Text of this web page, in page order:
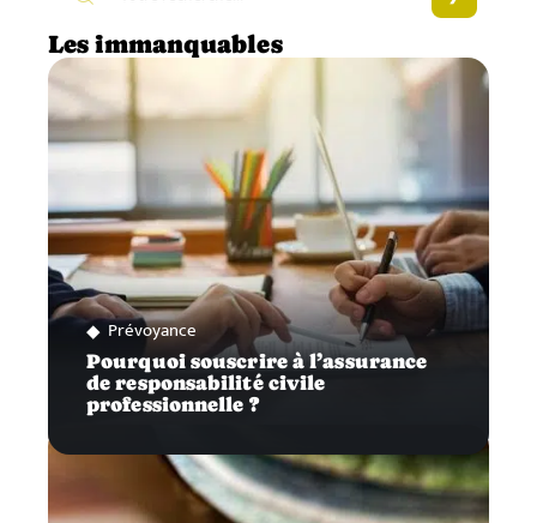
Les immanquables
Prévoyance
Pourquoi souscrire à l’assurance
de responsabilité civile
professionnelle ?